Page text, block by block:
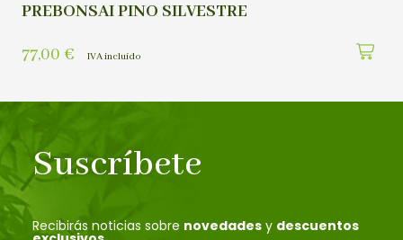
PREBONSAI PINO SILVESTRE
77,00 € IVA incluído
Suscríbete
Recibirás noticias sobre novedades y descuentos